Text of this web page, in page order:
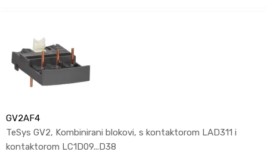
GV2AF4
TeSys GV2, Kombinirani blokovi, s kontaktorom LAD311 i
kontaktorom LC1D09...D38